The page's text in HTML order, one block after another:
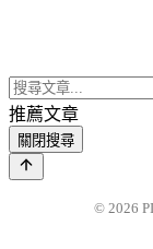
推薦文章
關閉搜尋
© 2026